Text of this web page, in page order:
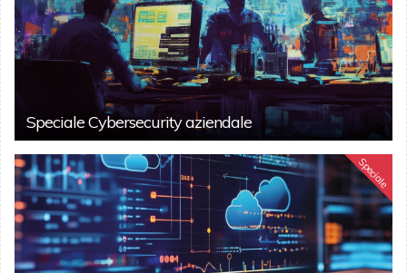
Speciale Cybersecurity aziendale
Speciale